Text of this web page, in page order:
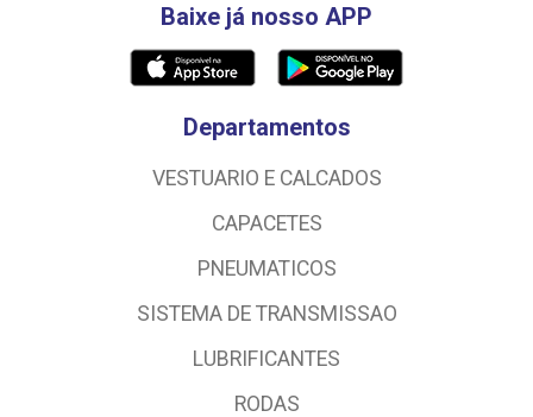
Baixe já nosso APP
Departamentos
VESTUARIO E CALCADOS
CAPACETES
PNEUMATICOS
SISTEMA DE TRANSMISSAO
LUBRIFICANTES
RODAS